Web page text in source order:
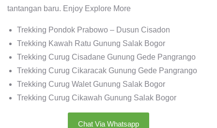
tantangan baru. Enjoy Explore More
Trekking Pondok Prabowo – Dusun Cisadon
Trekking Kawah Ratu Gunung Salak Bogor
Trekking Curug Cisadane Gunung Gede Pangrango
Trekking Curug Cikaracak Gunung Gede Pangrango
Trekking Curug Walet Gunung Salak Bogor
Trekking Curug Cikawah Gunung Salak Bogor
Chat Via Whatsapp